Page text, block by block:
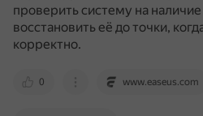
проверить систему на
восстановить её до точки,
корректно.
0 www.easeus.com